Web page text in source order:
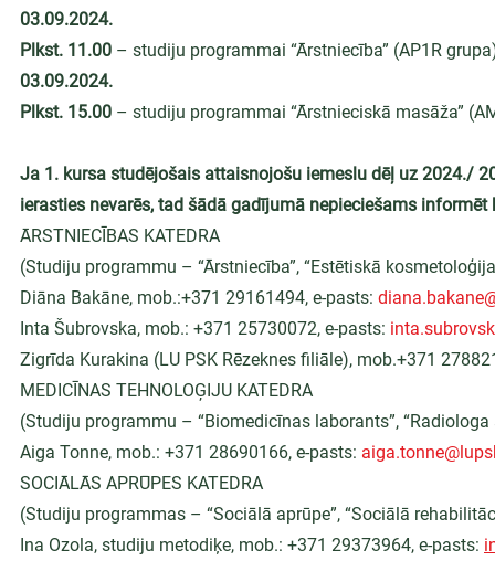
03.09.2024.
Plkst. 11.00 – studiju programmai “Ārstniecība” (AP1R
03.09.2024.
Plkst. 15.00 – studiju programmai “Ārstnieciskā masāža”
Ja 1. kursa studējošais attaisnojošu iemeslu dēļ uz 2024./
ierasties nevarēs, tad šādā gadījumā nepieciešams
ĀRSTNIECĪBAS KATEDRA
(Studiju programmu – “Ārstniecība”, “Estētiskā
Diāna Bakāne, mob.:+371 29161494, e-pasts:
Inta Šubrovska, mob.: +371 25730072, e-pasts:
Zigrīda Kurakina (LU PSK Rēzeknes filiāle), mob.+371
MEDICĪNAS TEHNOLOĢIJU KATEDRA
(Studiju programmu – “Biomedicīnas laborants”,
Aiga Tonne, mob.: +371 28690166, e-pasts:
SOCIĀLĀS APRŪPES KATEDRA
(Studiju programmas – “Sociālā aprūpe”, “Sociālā
Ina Ozola, studiju metodiķe, mob.: +371 29373964, e-pasts: